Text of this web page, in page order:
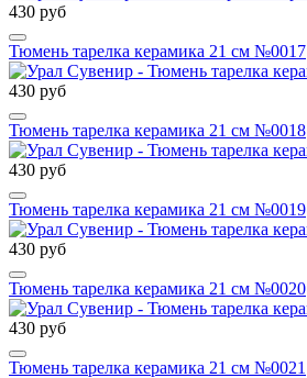
430 руб
Тюмень тарелка керамика 21 см №0017
430 руб
Тюмень тарелка керамика 21 см №0018
430 руб
Тюмень тарелка керамика 21 см №0019
430 руб
Тюмень тарелка керамика 21 см №0020
430 руб
Тюмень тарелка керамика 21 см №0021